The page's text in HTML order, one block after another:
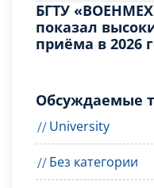
БГТУ
показал
приёма в 2026
Обсуждаемые
University
Без категории